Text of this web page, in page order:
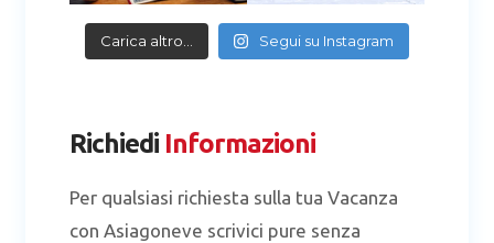
Carica altro… Segui su Instagram
Richiedi Informazioni
Per qualsiasi richiesta sulla tua Vacanza
con Asiagoneve scrivici pure senza